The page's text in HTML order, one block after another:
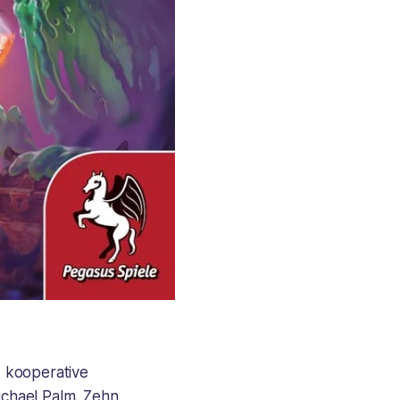
kooperative
Palm. Zehn